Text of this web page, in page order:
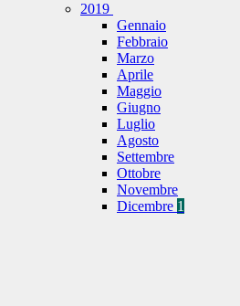
2019
Gennaio
Febbraio
Marzo
Aprile
Maggio
Giugno
Luglio
Agosto
Settembre
Ottobre
Novembre
Dicembre 1